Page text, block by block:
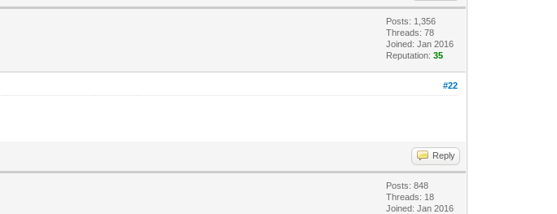
Posts: 1,356
Threads: 78
Joined: Jan 2016
Reputation:35
#22
Reply
Posts: 848
Threads: 18
Joined: Jan 2016